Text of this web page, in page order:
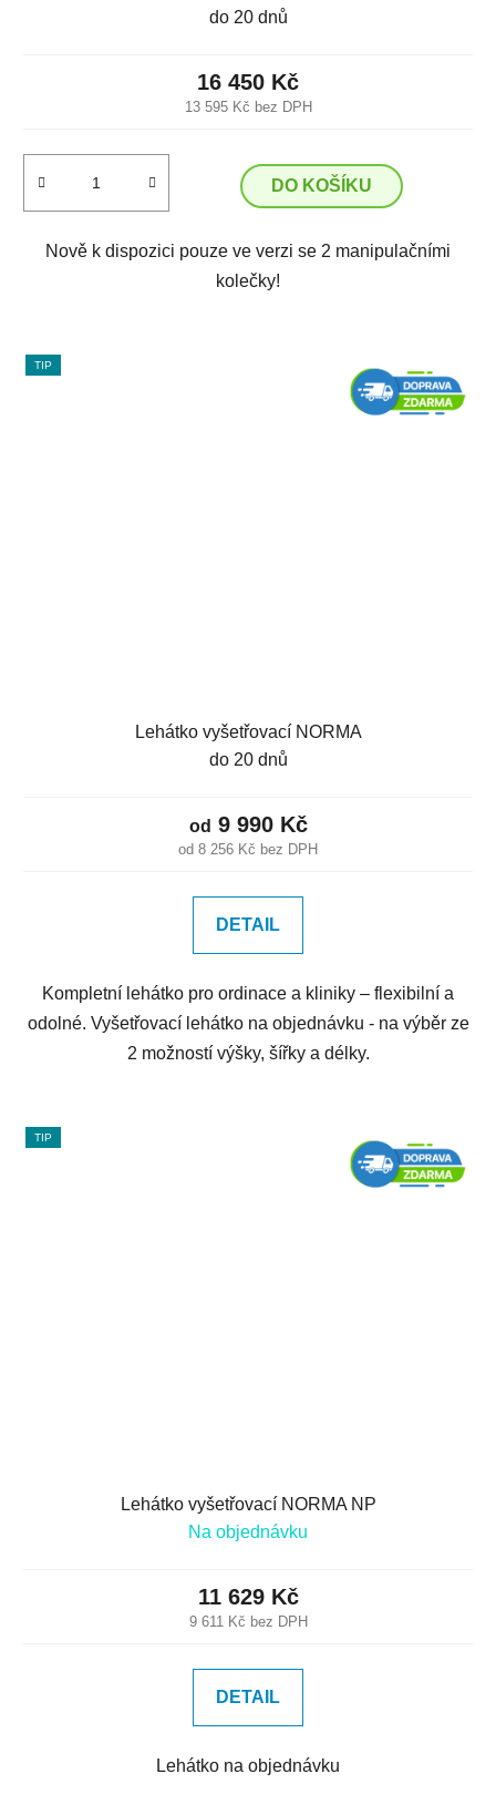
do 20 dnů
13 595 Kč bez DPH
16 450 Kč
DO KOŠÍKU
Nově k dispozici pouze ve verzi se 2 manipulačními
kolečky!
TIP
Lehátko vyšetřovací NORMA
do 20 dnů
od 8 256 Kč bez DPH
od 9 990 Kč
DETAIL
Kompletní lehátko pro ordinace a kliniky – flexibilní a
odolné. Vyšetřovací lehátko na objednávku - na výběr ze
2 možností výšky, šířky a délky.
TIP
Lehátko vyšetřovací NORMA NP
Na objednávku
9 611 Kč bez DPH
11 629 Kč
DETAIL
Lehátko na objednávku